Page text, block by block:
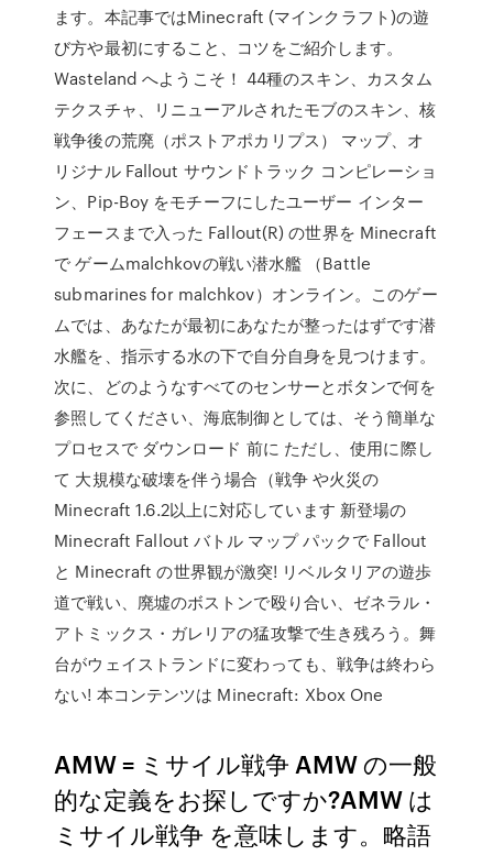
ます。本記事ではMinecraft (マインクラフト)の遊
び方や最初にすること、コツをご紹介します。
Wasteland へようこそ！ 44種のスキン、カスタム
テクスチャ、リニューアルされたモブのスキン、核
戦争後の荒廃（ポストアポカリプス） マップ、オ
リジナル Fallout サウンドトラック コンピレーショ
ン、Pip-Boy をモチーフにしたユーザー インター
フェースまで入った Fallout(R) の世界を Minecraft
で ゲームmalchkovの戦い潜水艦 （Battle
submarines for malchkov）オンライン。このゲー
ムでは、あなたが最初にあなたが整ったはずです潜
水艦を、指示する水の下で自分自身を見つけます。
次に、どのようなすべてのセンサーとボタンで何を
参照してください、海底制御としては、そう簡単な
プロセスで ダウンロード 前に ただし、使用に際し
て 大規模な破壊を伴う場合（戦争 や火災の
Minecraft 1.6.2以上に対応しています 新登場の
Minecraft Fallout バトル マップ パックで Fallout
と Minecraft の世界観が激突! リベルタリアの遊歩
道で戦い、廃墟のボストンで殴り合い、ゼネラル・
アトミックス・ガレリアの猛攻撃で生き残ろう。舞
台がウェイストランドに変わっても、戦争は終わら
ない! 本コンテンツは Minecraft: Xbox One
AMW = ミサイル戦争 AMW の一般
的な定義をお探しですか?AMW は
ミサイル戦争 を意味します。略語